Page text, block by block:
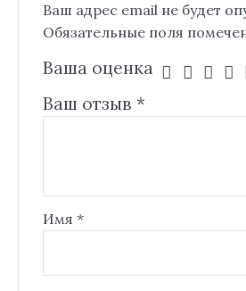
Ваш адрес email не будет
Обязательные поля
Ваша оценка
Ваш отзыв *
Имя *